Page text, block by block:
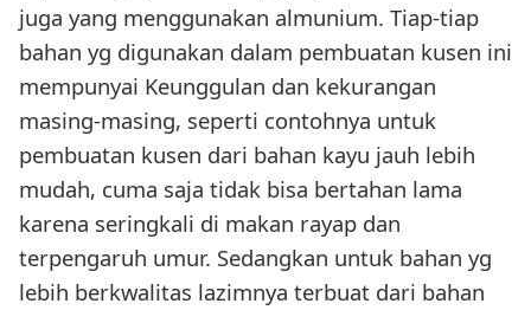
juga yang menggunakan almunium. Tiap-tiap
bahan yg digunakan dalam pembuatan kusen ini
mempunyai Keunggulan dan kekurangan
masing-masing, seperti contohnya untuk
pembuatan kusen dari bahan kayu jauh lebih
mudah, cuma saja tidak bisa bertahan lama
karena seringkali di makan rayap dan
terpengaruh umur. Sedangkan untuk bahan yg
lebih berkwalitas lazimnya terbuat dari bahan